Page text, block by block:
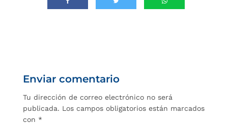
Enviar comentario
Tu dirección de correo electrónico no será
publicada. Los campos obligatorios están marcados
con *